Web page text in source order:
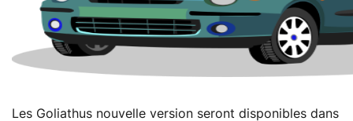
Les Goliathus nouvelle version seront disponibles dans